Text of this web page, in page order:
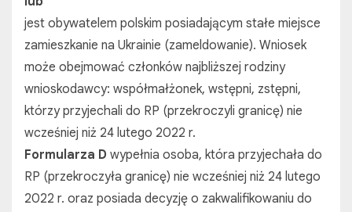
jest obywatelem polskim posiadającym stałe miejsce
zamieszkanie na Ukrainie (zameldowanie). Wniosek
może obejmować członków najbliższej rodziny
wnioskodawcy: współmałżonek, wstępni, zstępni,
którzy przyjechali do RP (przekroczyli granicę) nie
wcześniej niż 24 lutego 2022 r.
Formularza D wypełnia osoba, która przyjechała do
RP (przekroczyła granicę) nie wcześniej niż 24 lutego
2022 r. oraz posiada decyzję o zakwalifikowaniu do